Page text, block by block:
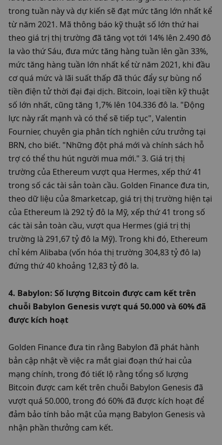
trong tuần này và dự kiến ​​sẽ đạt mức tăng lớn nhất kể
từ năm 2021. Mã thông báo kỹ thuật số lớn thứ hai
theo giá trị thị trường đã tăng vọt tới 14% lên 2.490 đô
la vào thứ Sáu, đưa mức tăng hàng tuần lên gần 33%,
mức tăng hàng tuần lớn nhất kể từ năm 2021, khi đầu
cơ quá mức và lãi suất thấp đã thúc đẩy sự bùng nổ
tiền điện tử thời đại đại dịch. Bitcoin, loại tiền kỹ thuật
số lớn nhất, cũng tăng 1,7% lên 104.336 đô la. "Động
lực này rất mạnh và có thể sẽ tiếp tục", Valentin
Fournier, chuyên gia phân tích nghiên cứu trưởng tại
BRN, cho biết. "Những đột phá mới và chính sách hỗ
trợ có thể thu hút người mua mới." 3. Giá trị thị
trường của Ethereum vượt qua Hermes, xếp thứ 41
trong số các tài sản toàn cầu. Golden Finance đưa tin,
theo dữ liệu của 8marketcap, giá trị thị trường hiện tại
của Ethereum là 292 tỷ đô la Mỹ, xếp thứ 41 trong số
các tài sản toàn cầu, vượt qua Hermes (giá trị thị
trường là 291,67 tỷ đô la Mỹ). Trong khi đó, Ethereum
chỉ kém Alibaba (vốn hóa thị trường 304,83 tỷ đô la)
đứng thứ 40 khoảng 12,83 tỷ đô la.
4. Babylon: Số lượng Bitcoin được cam kết trên
chuỗi Babylon Genesis vượt quá 50.000 và 60% đã
được kích hoạt
Golden Finance đưa tin rằng Babylon đã phát hành
bản cập nhật về việc ra mắt giai đoạn thứ hai của
mạng chính, trong đó tiết lộ rằng tổng số lượng
Bitcoin được cam kết trên chuỗi Babylon Genesis đã
vượt quá 50.000, trong đó 60% đã được kích hoạt để
đảm bảo tính bảo mật của mạng Babylon Genesis và
nhận phần thưởng cam kết.